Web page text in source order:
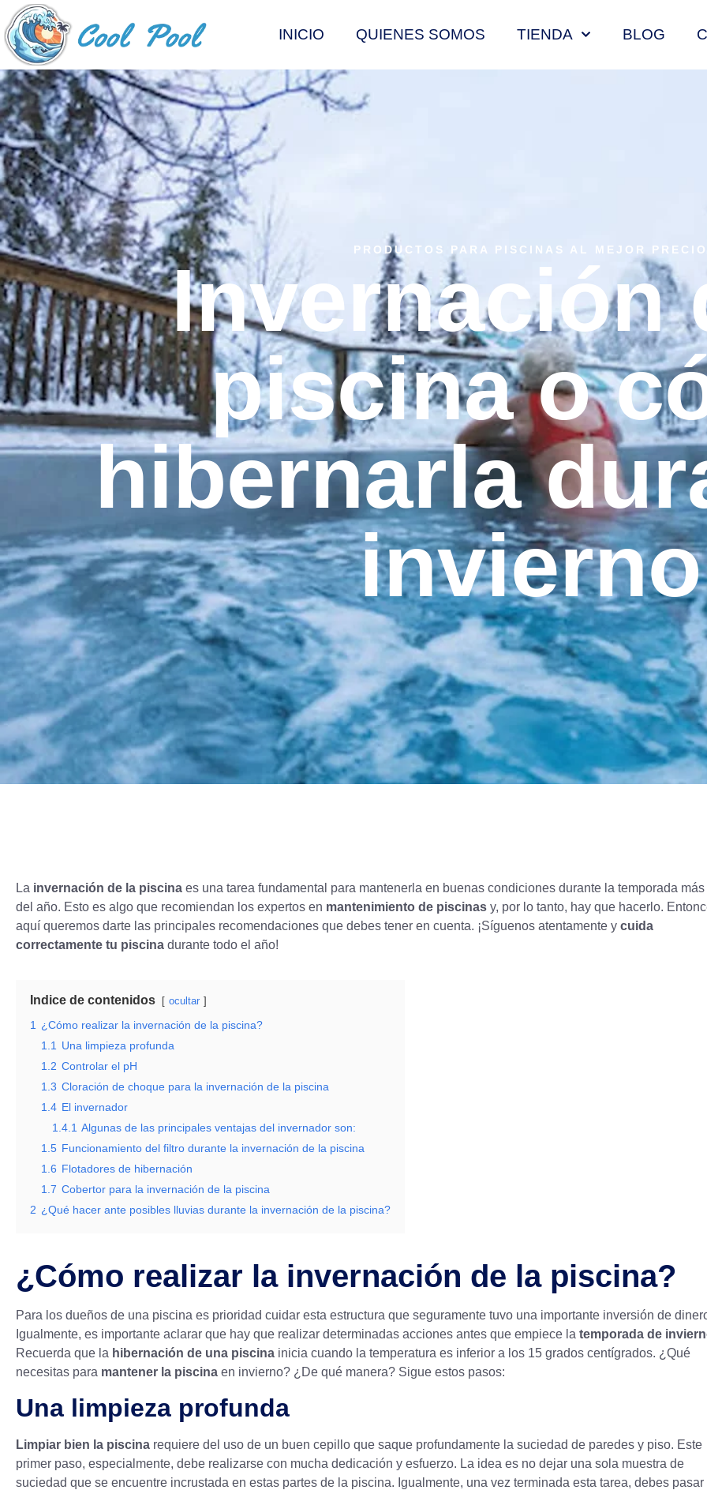
INICIO QUIENES SOMOS TIENDA BLOG
PRODUCTOS PARA PISCINAS AL MEJOR PRECIO
Invernación
piscina o
hibernarla
invierno
La invernación de la piscina es una tarea fundamental para mantenerla en buenas condiciones durante la temporada más
del año. Esto es algo que recomiendan los expertos en mantenimiento de piscinas y, por lo tanto, hay que hacerlo.
aquí queremos darte las principales recomendaciones que debes tener en cuenta. ¡Síguenos atentamente y cuida
correctamente tu piscina durante todo el año!
Indice de contenidos ocultar
1
¿Cómo realizar la invernación de la piscina?
1.1
Una limpieza profunda
1.2 Controlar el pH
1.3 Cloración de choque para la invernación de la piscina
1.4 El invernador
1.4.1 Algunas de las principales ventajas del invernador son:
1.5 Funcionamiento del filtro durante la invernación de la piscina
1.6 Flotadores de hibernación
1.7 Cobertor para la invernación de la piscina
2 ¿Qué hacer ante posibles lluvias durante la invernación de la piscina?
¿Cómo realizar la invernación de la piscina?
Para los dueños de una piscina es prioridad cuidar esta estructura que seguramente tuvo una importante inversión de
Igualmente, es importante aclarar que hay que realizar determinadas acciones antes que empiece la temporada de
Recuerda que la hibernación de una piscina inicia cuando la temperatura es inferior a los 15 grados centígrados. ¿Qué
necesitas para mantener la piscina en invierno? ¿De qué manera? Sigue estos pasos:
Una limpieza profunda
Limpiar bien la piscina requiere del uso de un buen cepillo que saque profundamente la suciedad de paredes y piso. Este
primer paso, especialmente, debe realizarse con mucha dedicación y esfuerzo. La idea es no dejar una sola muestra de
suciedad que se encuentre incrustada en estas partes de la piscina. Igualmente, una vez terminada esta tarea, debes pasar